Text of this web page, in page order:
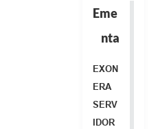
Eme
nta
EXON
ERA
SERV
IDOR